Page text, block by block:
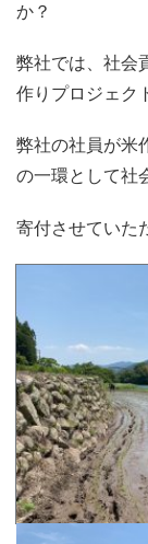
か？
弊社では、社会
作りプロジェク
弊社の社員が米
の一環として社
寄付させていた